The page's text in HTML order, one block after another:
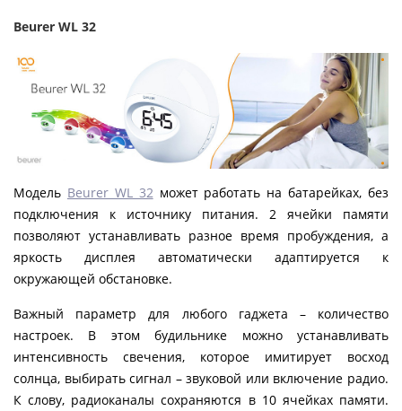
Beurer WL 32
Модель Beurer WL 32 может работать на батарейках, без
подключения к источнику питания. 2 ячейки памяти
позволяют устанавливать разное время пробуждения, а
яркость дисплея автоматически адаптируется к
окружающей обстановке.
Важный параметр для любого гаджета – количество
настроек. В этом будильнике можно устанавливать
интенсивность свечения, которое имитирует восход
солнца, выбирать сигнал – звуковой или включение радио.
К слову, радиоканалы сохраняются в 10 ячейках памяти.